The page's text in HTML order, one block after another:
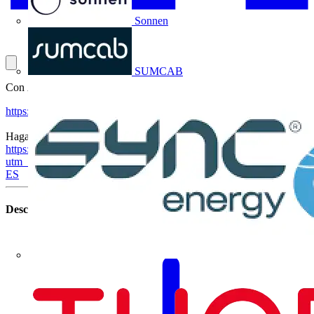
Sonnen
SUMCAB
Con Álvaro Vázquez - Business Development – EV Infrastructure
https://video.voltimum.es/abb-criterios-de-seleccion-de-un
Haga clic aquí para más información:
https://new.abb.com/es/nuestra-oferta/vehiculo-electrico?
ES
Descargar